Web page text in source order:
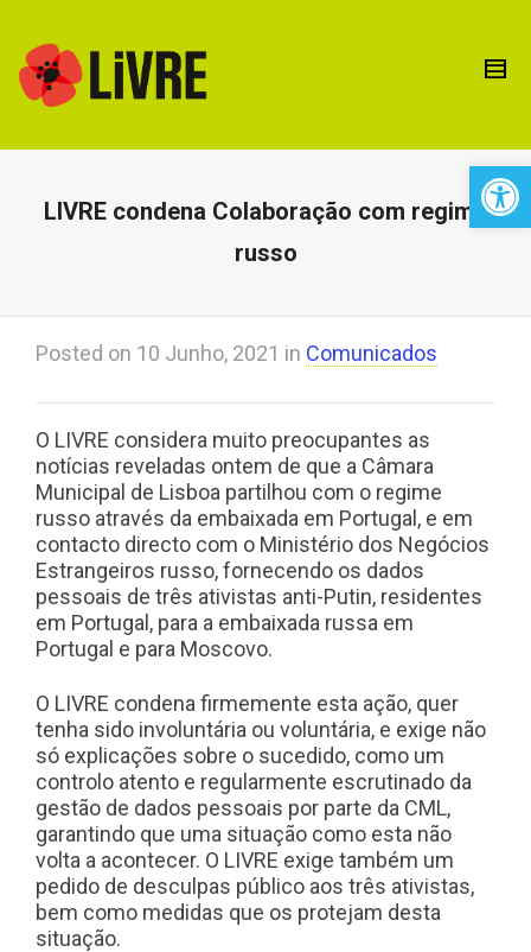
LIVRE condena Colaboração com regime
russo
Posted on 10 Junho, 2021 in Comunicados
O LIVRE considera muito preocupantes as
notícias reveladas ontem de que a Câmara
Municipal de Lisboa partilhou com o regime
russo através da embaixada em Portugal, e em
contacto directo com o Ministério dos Negócios
Estrangeiros russo, fornecendo os dados
pessoais de três ativistas anti-Putin, residentes
em Portugal, para a embaixada russa em
Portugal e para Moscovo.
O LIVRE condena firmemente esta ação, quer
tenha sido involuntária ou voluntária, e exige não
só explicações sobre o sucedido, como um
controlo atento e regularmente escrutinado da
gestão de dados pessoais por parte da CML,
garantindo que uma situação como esta não
volta a acontecer. O LIVRE exige também um
pedido de desculpas público aos três ativistas,
bem como medidas que os protejam desta
situação.